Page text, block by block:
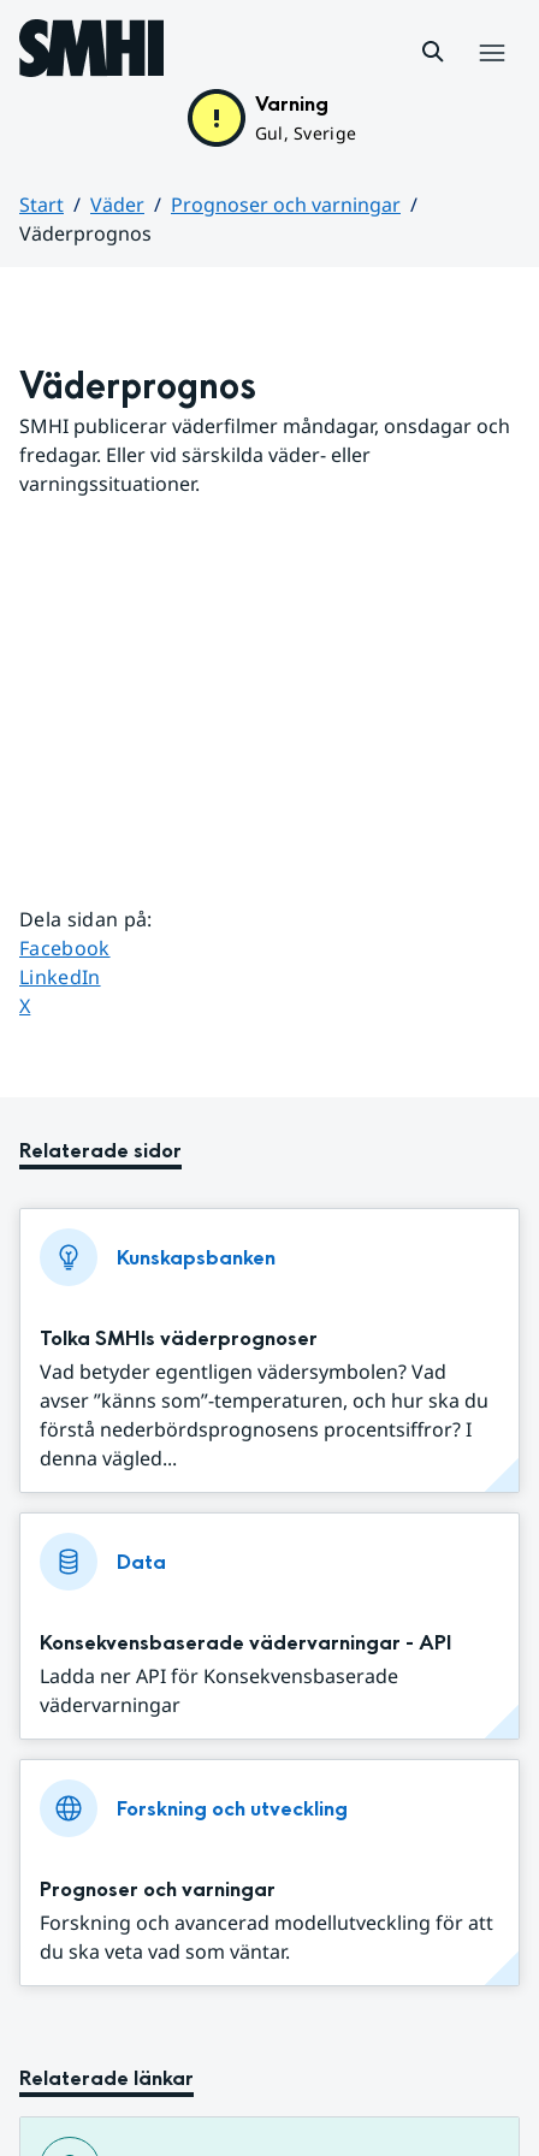
Hoppa till sidans innehåll
Varning
Gul, Sverige
Start Väder
Prognoser och varningar
Väderprognos
Väderprognos
SMHI publicerar väderfilmer måndagar, onsdagar och
fredagar. Eller vid särskilda väder- eller
varningssituationer.
Dela sidan på:
Dela sidan på
Facebook
Dela sidan på
LinkedIn
Dela sidan på
X
Relaterade sidor
Kunskapsbanken
Tolka SMHIs väderprognoser
Vad betyder egentligen vädersymbolen? Vad
avser ”känns som”-temperaturen, och hur ska du
förstå nederbördsprognosens procentsiffror? I
denna vägled...
Data
Konsekvensbaserade vädervarningar - API
Ladda ner API för Konsekvensbaserade
vädervarningar
Forskning och utveckling
Prognoser och varningar
Forskning och avancerad modellutveckling för att
du ska veta vad som väntar.
Relaterade länkar